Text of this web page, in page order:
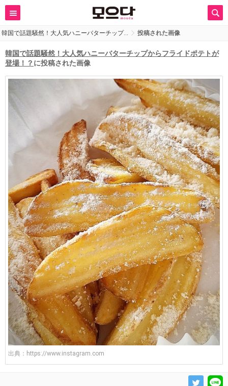
韓国で話題騒然！大人気ハニーバターチップ… 投稿された画像
韓国で話題騒然！大人気ハニーバターチップからフライドポテトが
登場！？ に投稿された画像
出典： https://www.instagram.com